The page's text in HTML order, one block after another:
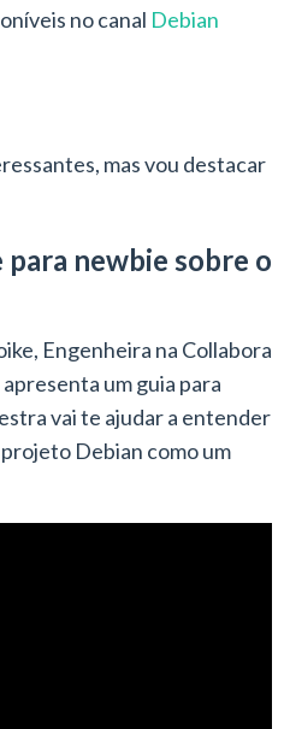
no canal Debian
mas vou destacar
newbie sobre o
Engenheira na Collabora
um guia para
vai te ajudar a entender
Debian como um